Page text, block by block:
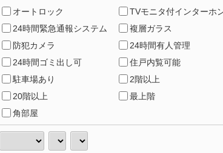
オートロック
TVモニタ付インターホ
24時間緊急通報システム
複層ガラス
防犯カメラ
24時間有人管理
24時間ゴミ出し可
住戸内覧可能
駐車場あり
2階以上
20階以上
最上階
角部屋